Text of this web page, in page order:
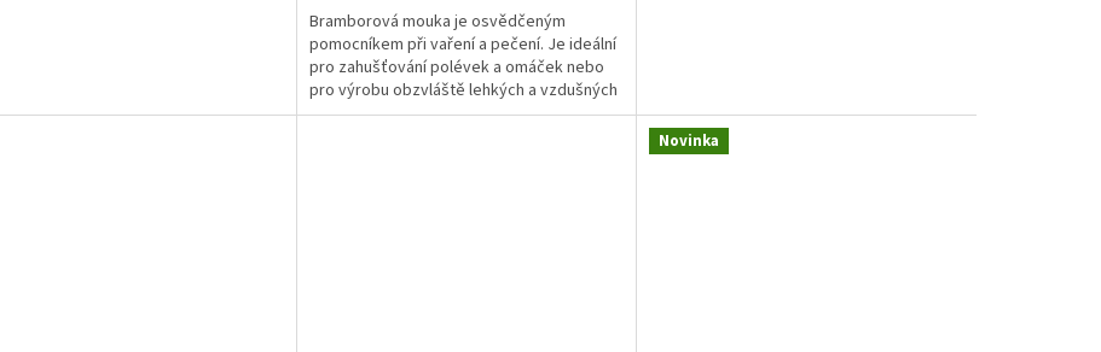
Bramborová mouka je osvědčeným
pomocníkem při vaření a pečení. Je ideální
pro zahušťování polévek a omáček nebo
pro výrobu obzvláště lehkých a vzdušných
pečiv. Bramborová mouka...
Novinka